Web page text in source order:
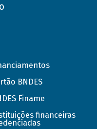
BNDES
Finame
financeiras